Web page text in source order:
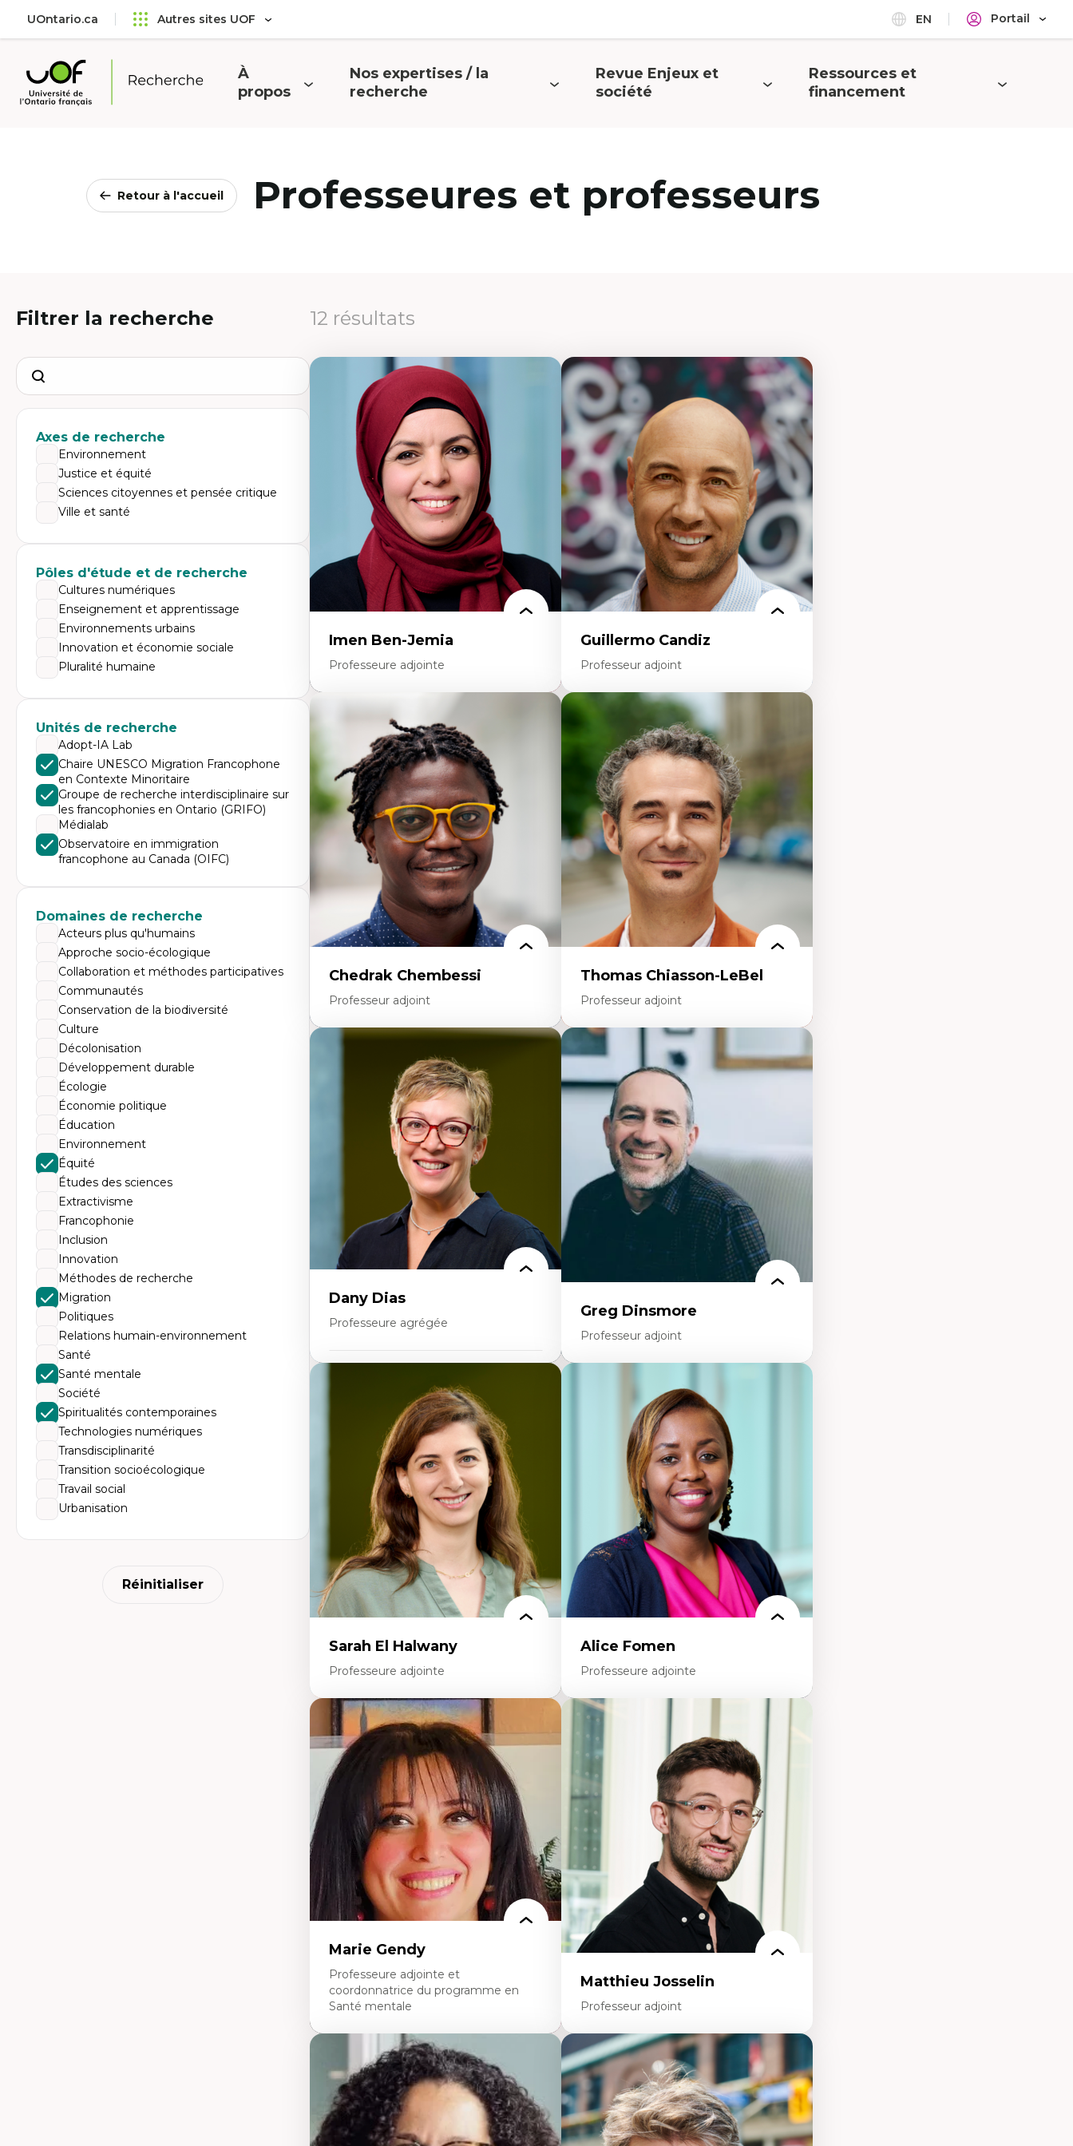
principal
UOntario.ca Autres sites UOF EN Portail
Université
Ouvrir
À
propos
Ouvrir
Nos expertises / la
recherche
Ouvrir
Revue Enjeux et
société
Ouvrir
Ressources et
financement
Retour à l'accueil Professeures et professeurs
Filtrer la recherche
Search
Axes de recherche
Environnement
Justice et équité
Sciences citoyennes et pensée critique
Ville et santé
Pôles d'étude et de recherche
Cultures numériques
Enseignement et apprentissage
Environnements urbains
Innovation et économie sociale
Pluralité humaine
Unités de recherche
Adopt-IA Lab
Chaire UNESCO Migration Francophone
en Contexte Minoritaire
Groupe de recherche interdisciplinaire sur
les francophonies en Ontario (GRIFO)
Médialab
Observatoire en immigration
francophone au Canada (OIFC)
Domaines de recherche
Acteurs plus qu'humains
Approche socio-écologique
Collaboration et méthodes participatives
Communautés
Conservation de la biodiversité
Culture
Décolonisation
Développement durable
Écologie
Économie politique
Éducation
Environnement
Équité
Études des sciences
Extractivisme
Francophonie
Inclusion
Innovation
Méthodes de recherche
Migration
Politiques
Relations humain-environnement
Santé
Santé mentale
Société
Spiritualités contemporaines
Technologies numériques
Transdisciplinarité
Transition socioécologique
Travail social
Urbanisation
Réinitialiser
12 résultats
Imen Ben-Jemia
Professeure adjointe
Expertises
Discours sur la ville et représentations
Mosquées, formes et usages au Canada
Reconnaissance et représentations des
communautés immigrantes dans l'espace
urbain
Design architectural et urbain
Patrimoine et patrimonialisation
Études postcoloniales et décolonisation des
savoirs
Guillermo Candiz
Professeur adjoint
Trajectoires migratoires
Migrations forcées
Études des frontières; Enjeux géopolitiques
des migrations
Politiques migratoires
Réfugiés
Demandeurs d’asile
Migrations irrégulières
Migrations temporaires
Migration et changement climatique
Migration et développement
Chedrak Chembessi
Professeur adjoint
Économie circulaire
Modèles d’affaires durables
Histoire des faits économiques
Gestion durable des ressources naturelles
Écologie industrielle
Aménagement durable du territoire
Développement régional
Coopératives
Télétravail en milieu rural francophone
Transition socio-écologique
Thomas Chiasson-LeBel
Professeur adjoint
Expertises
Théories du développement
Économie politique comparée
Élites économiques
Sociologie économique
Extractivisme
Classes sociales
Mouvements sociaux
Théories de l’État
Dany Dias
Professeure agrégée
Pédagogies critiques et justice sociale
Éthique relationnelle et sollicitude en
Décolonisation et autochtonisation de la
formation à l’enseignement
Littératie et didactique du français
Éducation inclusive
Formation à l’enseignement en contexte
francophone minoritaire
Identité linguistique et culturelle
Recherche-action et approches
participatives
Leadership éducatif et pratiques réflexives
Éducation durable et bien-être en
enseignement
Greg Dinsmore
Professeur adjoint
Fragmentation des auditoires médiatiques
Analyse multi-plateforme des auditoires
médiatiques
Analyse des comportements numériques à
travers les données massives et l’IA
Recherche quantitative et qualitative sur
les auditoires médiatiques
Épistémologie des techniques de recherche
numérique et l’IA
Théorie des droits de la personne
La pensée politique d’Hannah Arendt
La pensée politique à l’ère numérique
Justice internationale et normes
internationales
Sarah El Halwany
Professeure adjointe
Expertises
Les apports pédagogiques des théories de
l'affect, du posthumanisme, du féminisme
dans l'éducation aux sciences
L'apprentissage des sciences/STIM dans une
perspective socioécologique de care
L’insertion professionnelle des
enseignant.e.s
Alice Fomen
Professeure adjointe
Expertises
Acceptabilité, acceptation et adoption des
technologies
Technologies d'apprentissage innovantes
Insertion professionnelle du nouveau
personnel enseignant
Construction identitaire en milieu
minoritaire francophone
Technologies éducatives pour la formation
Marie Gendy
Professeure adjointe et
coordonnatrice du programme en
Santé mentale
Expertises
Neuropsychiatrie et neurosciences
Direction d'essais cliniques
Analyse des politiques et pratiques en santé
mentale
Développement de protocoles d'essais
Matthieu Josselin
Professeur adjoint
Expertises
Ethnographie critique des environnements
d’apprentissage des étudiant.e.s
Approche transdisciplinaire des
compétences socioaffectives et
interculturelles